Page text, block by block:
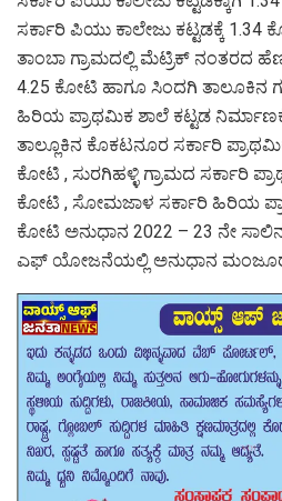
ಸರ್ಕಾರಿ ಪಿಯು ಕಾಲೇಜು ಕಟ್ಟಡಕ್ಕೆ
ತಾಂಬಾ ಗ್ರಾಮದಲ್ಲಿ ಮೆಟ್ರಿಕ್ ನಂತರದ
4.25 ಕೋಟಿ ಹಾಗೂ ಸಿಂದಗಿ ತಾಲೂಕಿನ
ಹಿರಿಯ ಪ್ರಾಥಮಿಕ ಶಾಲೆ ಕಟ್ಟಡ
ತಾಲ್ಲೂಕಿನ ಕೊಕಟನೂರ ಸರ್ಕಾರಿ
ಕೋಟಿ , ಸುರಗಿಹಳ್ಳಿ ಗ್ರಾಮದ ಸರ್ಕಾರಿ
ಕೋಟಿ , ಸೋಮಜಾಳ ಸರ್ಕಾರಿ ಹಿರಿಯ
ಕೋಟಿ ಅನುಧಾನ 2022 – 23 ನೇ
ಎಫ್ ಯೋಜನೆಯಲ್ಲಿ ಅನುಧಾನ